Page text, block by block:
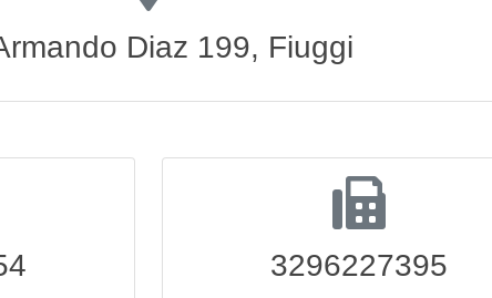
Diaz 199, Fiuggi
3296227395